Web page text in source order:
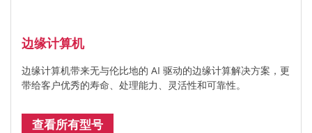
边缘计算机
边缘计算机带来无与伦比地的 AI 驱动的边缘计算解决方案，更
带给客户优秀的寿命、处理能力、灵活性和可靠性。
查看所有型号